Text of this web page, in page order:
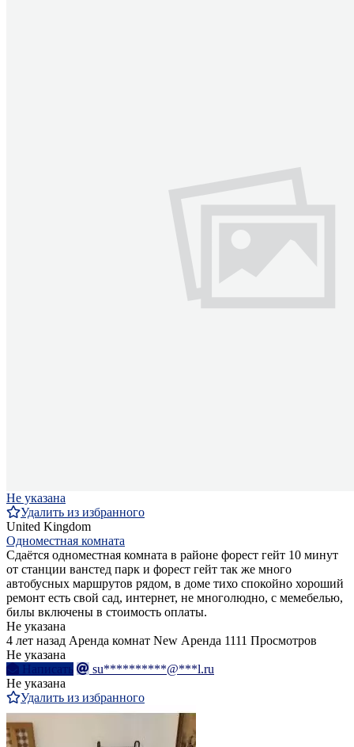
Не указана
Удалить из избранного
United Kingdom
Одноместная комната
Сдаётся одноместная комната в районе форест гейт 10 минут
от станции ванстед парк и форест гейт так же много
автобусных маршрутов рядом, в доме тихо спокойно хороший
ремонт есть свой сад, интернет, не многолюдно, с мемебелью,
билы включены в стоимость оплаты.
Не указана
4 лет назад Аренда комнат New Аренда 1111 Просмотров
Не указана
Написать
su**********@***l.ru
Не указана
Удалить из избранного